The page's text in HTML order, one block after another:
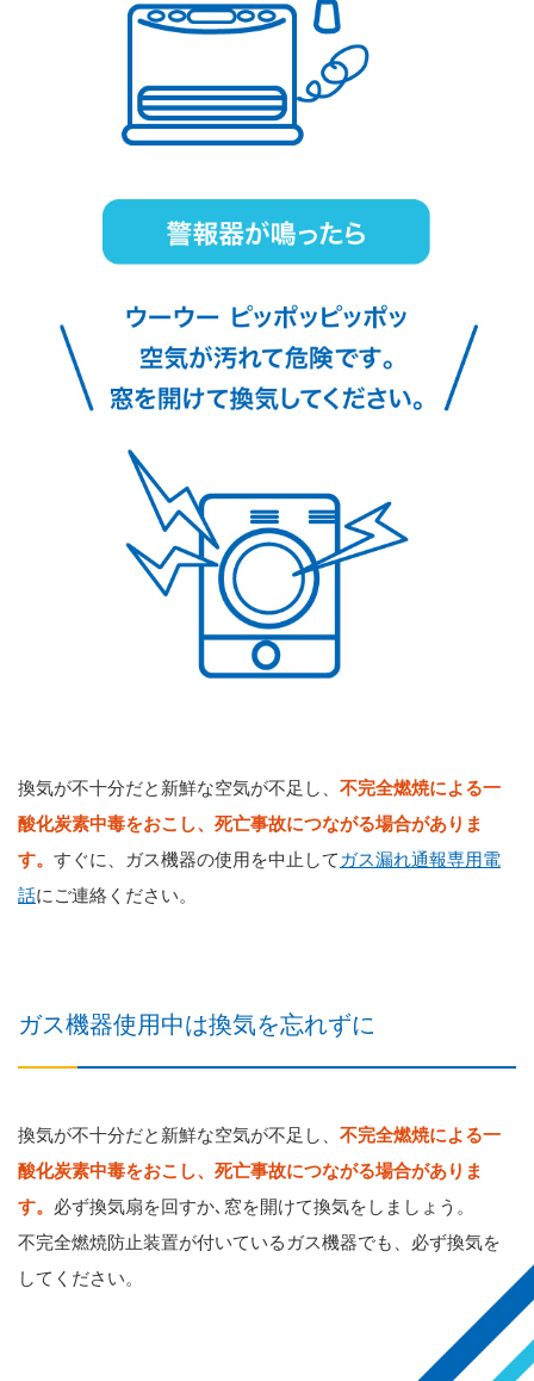
換気が不十分だと新鮮な空気が不足し、 不完全燃焼による一
酸化炭素中毒をおこし、死亡事故につながる場合がありま
す。 すぐに、ガス機器の使用を中止してガス漏れ通報専用電
話にご連絡ください。
ガス機器使用中は換気を忘れずに
換気が不十分だと新鮮な空気が不足し、 不完全燃焼による一
酸化炭素中毒をおこし、死亡事故につながる場合がありま
す。 必ず換気扇を回すか､窓を開けて換気をしましょう。
不完全燃焼防止装置が付いているガス機器でも、必ず換気を
してください。